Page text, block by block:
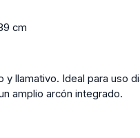
cm
llamativo. Ideal para uso
amplio arcón integrado.